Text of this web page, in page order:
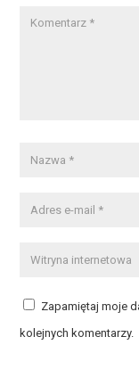
Zapamiętaj moje
kolejnych komentarzy.